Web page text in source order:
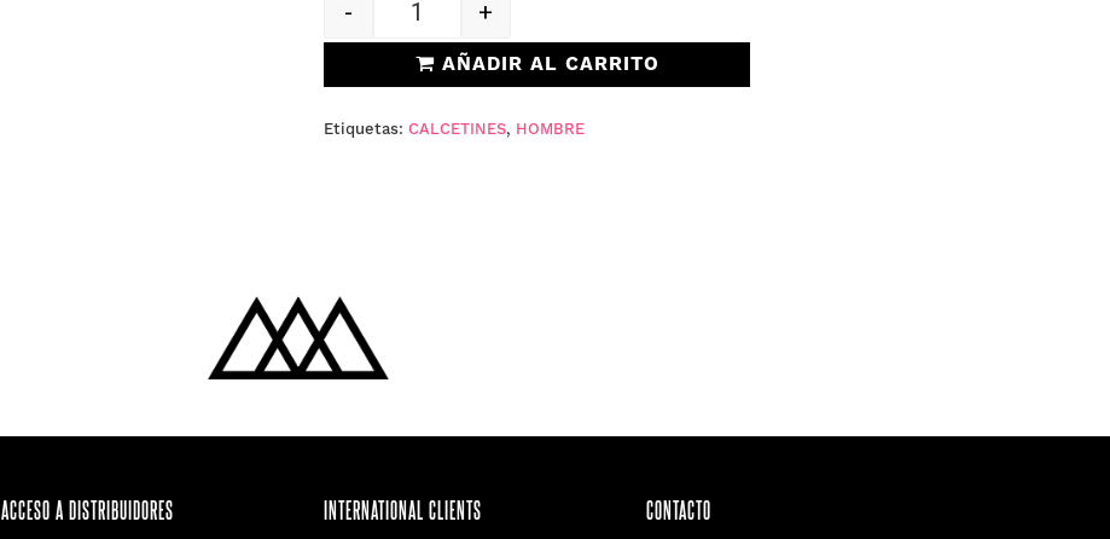
Quantity
- +
AÑADIR AL CARRITO
Etiquetas: CALCETINES, HOMBRE
ACCESO A DISTRIBUIDORES INTERNATIONAL CLIENTS CONTACTO